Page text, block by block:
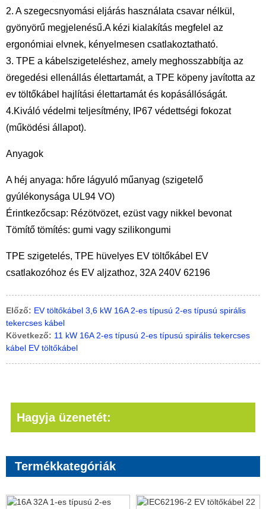
2. A szegecsnyomási eljárás használata csavar nélkül,
gyönyörű megjelenésű.A kézi kialakítás megfelel az
ergonómiai elvnek, kényelmesen csatlakoztatható.
3. TPE a kábelszigeteléshez, amely meghosszabbítja az
öregedési ellenállás élettartamát, a TPE köpeny javította az
ev töltőkábel hajlítási élettartamát és kopásállóságát.
4.Kiváló védelmi teljesítmény, IP67 védettségi fokozat
(működési állapot).
Anyagok
A héj anyaga: hőre lágyuló műanyag (szigetelő
gyúlékonysága UL94 VO)
Érintkezőcsap: Rézötvözet, ezüst vagy nikkel bevonat
Tömítő tömítés: gumi vagy szilikongumi
TPE szigetelés, TPE hüvelyes EV töltőkábel EV
csatlakozóhoz és EV aljzathoz, 32A 240V 62196
Előző: EV töltőkábel 3,6 kW 16A 2-es típusú 2-es típusú spirális
tekercses kábel
Következő: 11 kW 16A 2-es típusú 2-es típusú spirális tekercses
kábel EV töltőkábel
Hagyja üzenetét:
Termékkategóriák